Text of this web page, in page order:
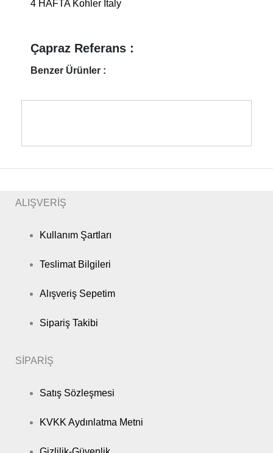
4 HAFTA Kohler Italy
Çapraz Referans :
Benzer Ürünler :
ALIŞVERİŞ
Kullanım Şartları
Teslimat Bilgileri
Alışveriş Sepetim
Sipariş Takibi
SİPARİŞ
Satış Sözleşmesi
KVKK Aydınlatma Metni